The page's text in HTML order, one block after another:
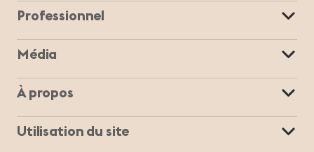
Professionnel
Média
À propos
Utilisation du site